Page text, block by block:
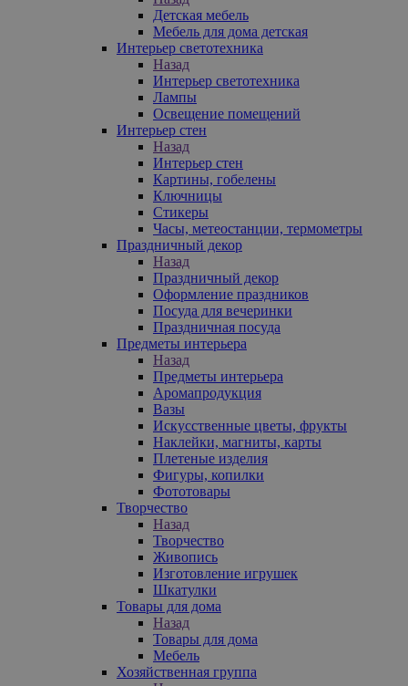
Детская мебель
Мебель для дома детская
Интерьер светотехника
Назад
Интерьер светотехника
Лампы
Освещение помещений
Интерьер стен
Назад
Интерьер стен
Картины, гобелены
Ключницы
Стикеры
Часы, метеостанции, термометры
Праздничный декор
Назад
Праздничный декор
Оформление праздников
Посуда для вечеринки
Праздничная посуда
Предметы интерьера
Назад
Предметы интерьера
Аромапродукция
Вазы
Искусственные цветы, фрукты
Наклейки, магниты, карты
Плетеные изделия
Фигуры, копилки
Фототовары
Творчество
Назад
Творчество
Живопись
Изготовление игрушек
Шкатулки
Товары для дома
Назад
Товары для дома
Мебель
Хозяйственная группа